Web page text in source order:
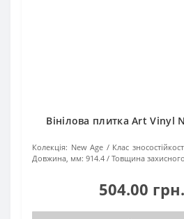
Вінілова плитка Art Vinyl
Колекція: New Age Клас
Довжина, мм: 914.4 Товщина
504.00